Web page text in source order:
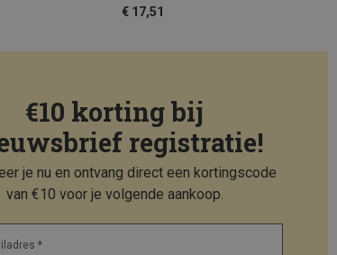
€ 17,51
€10 korting bij
registratie!
je nu en ontvang direct een kortingscode
van €10 voor je volgende aankoop.
*